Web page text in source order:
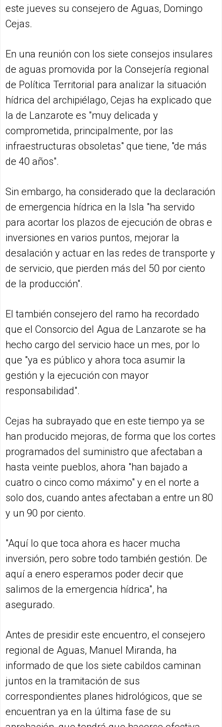
este jueves su consejero de Aguas, Domingo
Cejas.
En una reunión con los siete consejos insulares
de aguas promovida por la Consejería regional
de Política Territorial para analizar la situación
hídrica del archipiélago, Cejas ha explicado que
la de Lanzarote es "muy delicada y
comprometida, principalmente, por las
infraestructuras obsoletas" que tiene, "de más
de 40 años".
Sin embargo, ha considerado que la declaración
de emergencia hídrica en la Isla "ha servido
para acortar los plazos de ejecución de obras e
inversiones en varios puntos, mejorar la
desalación y actuar en las redes de transporte y
de servicio, que pierden más del 50 por ciento
de la producción".
El también consejero del ramo ha recordado
que el Consorcio del Agua de Lanzarote se ha
hecho cargo del servicio hace un mes, por lo
que "ya es público y ahora toca asumir la
gestión y la ejecución con mayor
responsabilidad".
Cejas ha subrayado que en este tiempo ya se
han producido mejoras, de forma que los cortes
programados del suministro que afectaban a
hasta veinte pueblos, ahora "han bajado a
cuatro o cinco como máximo" y en el norte a
solo dos, cuando antes afectaban a entre un 80
y un 90 por ciento.
"Aquí lo que toca ahora es hacer mucha
inversión, pero sobre todo también gestión. De
aquí a enero esperamos poder decir que
salimos de la emergencia hídrica", ha
asegurado.
Antes de presidir este encuentro, el consejero
regional de Aguas, Manuel Miranda, ha
informado de que los siete cabildos caminan
juntos en la tramitación de sus
correspondientes planes hidrológicos, que se
encuentran ya en la última fase de su